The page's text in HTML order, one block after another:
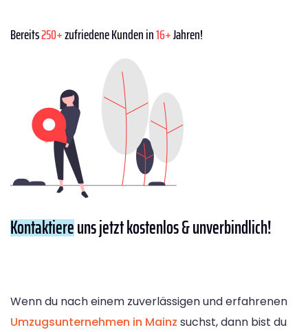
Bereits250+zufriedene Kunden in16+Jahren!
Kontaktiereuns jetzt kostenlos & unverbindlich!
Wenn du nach einem zuverlässigen und erfahrenen
Umzugsunternehmen in Mainz suchst, dann bist du